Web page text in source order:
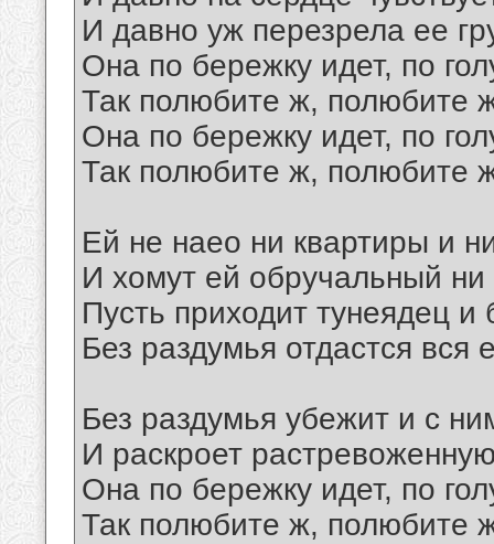
И давно уж перезрела ее
Она по бережку идет, по
Так полюбите ж, полюбите
Она по бережку идет, по
Так полюбите ж, полюбите
Ей не наео ни квартиры и
И хомут ей обручальный ни
Пусть приходит тунеядец и
Без раздумья отдастся вся
Без раздумья убежит и с
И раскроет
Она по бережку идет, по
Так полюбите ж, полюбите